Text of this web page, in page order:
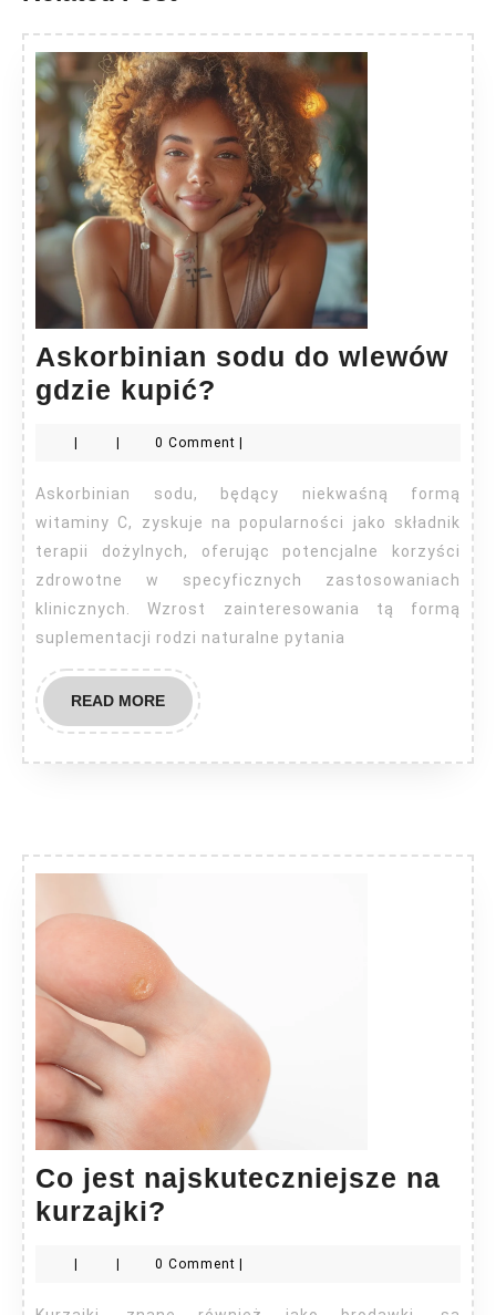
Askorbinian sodu do wlewów
gdzie kupić?
do
wlewów
gdzie
kupić?
0 Comment
Askorbinian sodu, będący niekwaśną formą
witaminy C, zyskuje na popularności jako składnik
terapii dożylnych, oferując potencjalne korzyści
zdrowotne w specyficznych zastosowaniach
klinicznych. Wzrost zainteresowania tą formą
suplementacji rodzi naturalne pytania
READ MOREREAD
MORE
Co jest najskuteczniejsze na
kurzajki?
najskuteczniejsze
| | 0 Comment |